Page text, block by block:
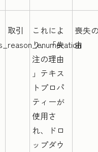
取引
これによ
り、「失
注の理由
」テキス
トプロパ
ティーが
使用さ
れ、ドロ
ップダウ
喪失
由